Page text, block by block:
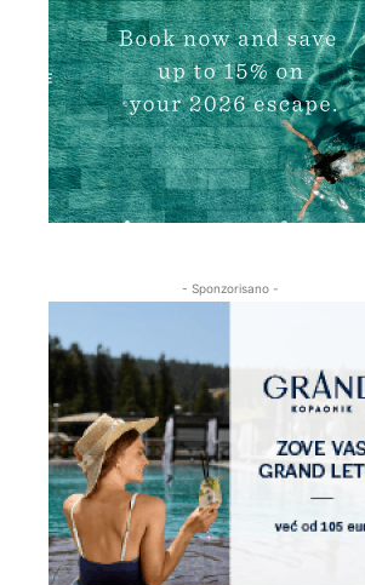
- Sponzorisano -